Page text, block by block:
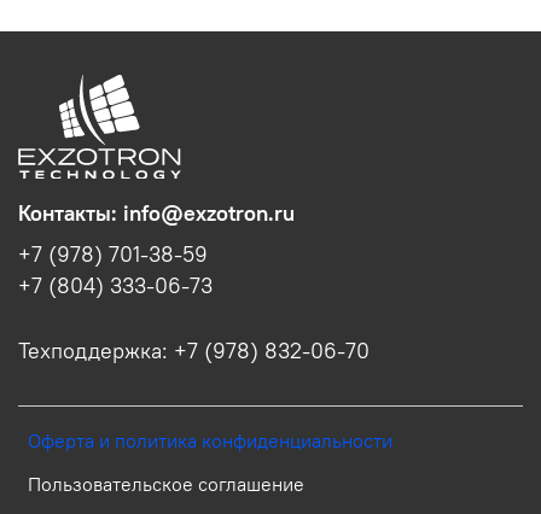
Оферта и политика конфиденциальности
Пользовательское соглашение
Контакты: info@exzotron.ru
+7 (978) 701-38-59
+7 (804) 333-06-73
Техподдержка: +7 (978) 832-06-70